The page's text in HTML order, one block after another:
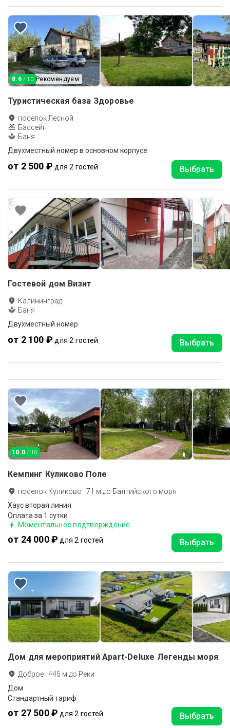
8.6 / 10 Рекомендуем
Туристическая база Здоровье
поселок Лесной
Бассейн
Баня
Двухместный номер в основном корпусе
от 2 500 ₽ для 2 гостей Выбрать
Гостевой дом Визит
Калининград
Баня
Двухместный номер
от 2 100 ₽ для 2 гостей Выбрать
10.0 / 10
Кемпинг Куликово Поле
поселок Куликово ·71 м до Балтийского моря
Хаус вторая линия
Оплата за 1 сутки
Моментальное подтверждение
от 24 000 ₽ для 2 гостей Выбрать
Дом для мероприятий Apart-Deluxe Легенды моря
Доброе ·445 м до Реки
Дом
Стандартный тариф
от 27 500 ₽ для 2 гостей Выбрать